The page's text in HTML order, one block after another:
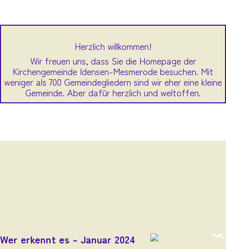
Herzlich willkommen!
Wir freuen uns, dass Sie die Homepage der
Kirchengemeinde Idensen-Mesmerode besuchen. Mit
weniger als 700 Gemeindegliedern sind wir eher eine kleine
Gemeinde. Aber dafür herzlich und weltoffen.
Wer erkennt es – Januar 2024